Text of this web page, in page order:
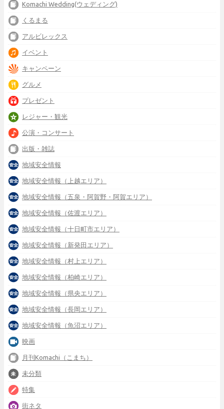
Komachi Wedding(ウェディング)
くるまる
アルビレックス
イベント
キャンペーン
グルメ
プレゼント
レジャー・観光
公演・コンサート
出版・雑誌
地域安全情報
地域安全情報（上越エリア）
地域安全情報（五泉・阿賀野・阿賀エリア）
地域安全情報（佐渡エリア）
地域安全情報（十日町市エリア）
地域安全情報（新発田エリア）
地域安全情報（村上エリア）
地域安全情報（柏崎エリア）
地域安全情報（県央エリア）
地域安全情報（長岡エリア）
地域安全情報（魚沼エリア）
映画
月刊Komachi（こまち）
未分類
特集
街ネタ